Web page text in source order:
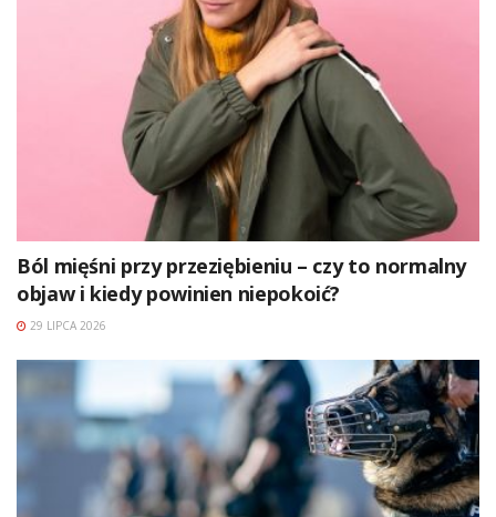
Ból mięśni przy przeziębieniu – czy to normalny
objaw i kiedy powinien niepokoić?
29 LIPCA 2026